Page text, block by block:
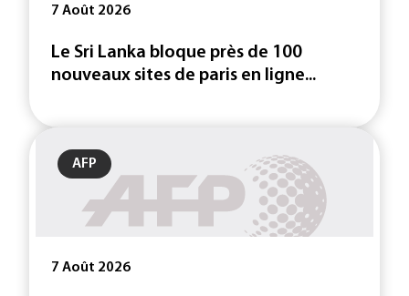
7 Août 2026
Le Sri Lanka bloque près de 100
nouveaux sites de paris en ligne...
AFP
7 Août 2026